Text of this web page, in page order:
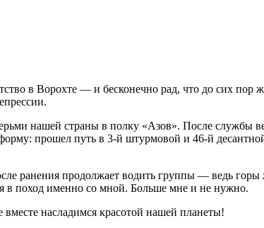
в Ворохте — и бесконечно рад, что до сих пор
нашей страны в полку «Азов». После службы
прошел путь в 3-й штурмовой и 46-й
ранения продолжает водить группы — ведь горы
в поход именно со мной. Больше мне и не нужно.
насладимся красотой нашей планеты!